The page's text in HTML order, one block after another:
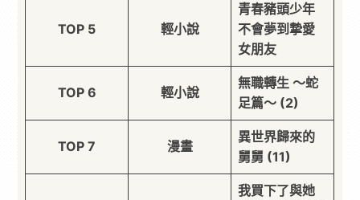
TOP 5 輕小說
青春豬頭少年
不會夢到摯愛
女朋友
TOP 6 輕小說
無職轉生 ～蛇
足篇～ (2)
TOP 7 漫畫
異世界歸來的
舅舅 (11)
我買下了與她